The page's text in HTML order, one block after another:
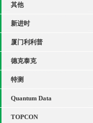
其他
新进时
厦门利利普
德克泰克
特测
Quantum Data
TOPCON